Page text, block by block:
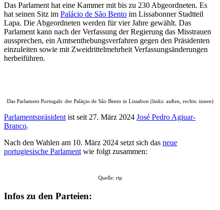
Das Parlament hat eine Kammer mit bis zu 230 Abgeordneten. Es
hat seinen Sitz im Palácio de São Bento im Lissabonner Stadtteil
Lapa. Die Abgeordneten werden für vier Jahre gewählt. Das
Parlament kann nach der Verfassung der Regierung das Misstrauen
aussprechen, ein Amtsenthebungsverfahren gegen den Präsidenten
einzuleiten sowie mit Zweidrittelmehrheit Verfassungsänderungen
herbeiführen.
Das Parlament Portugals: der Paláçio de São Bento in Lissabon (links: außen, rechts: innen)
Parlamentspräsident ist seit 27. März 2024 José Pedro Agiuar-
Branco.
Nach den Wahlen am 10. März 2024 setzt sich das neue
portugiesische Parlament wie folgt zusammen:
Quelle: rtp
Infos zu den Parteien: